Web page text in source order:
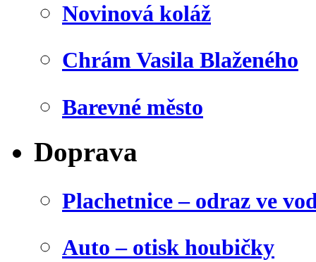
Novinová koláž
Chrám Vasila Blaženého
Barevné město
Doprava
Plachetnice – odraz ve
Auto – otisk houbičky